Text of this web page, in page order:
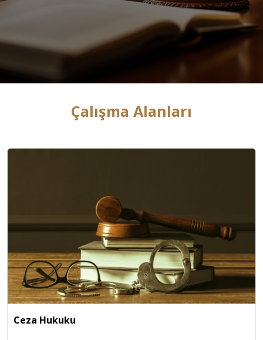
Çalışma Alanları
Ceza Hukuku